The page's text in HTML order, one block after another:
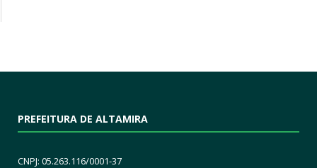
PREFEITURA DE ALTAMIRA
CNPJ: 05.263.116/0001-37